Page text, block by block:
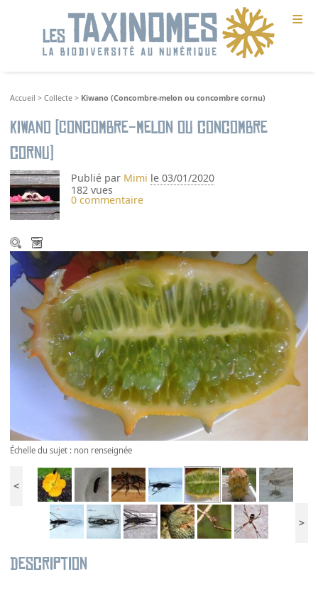
≡
Accueil >Collecte > Kiwano (Concombre-melon ou concombre cornu)
Kiwano (Concombre-melon ou concombre
cornu)
Publié par Mimi le 03/01/2020
182 vues
0 commentaire
Échelle du sujet : non renseignée
<
>
Description